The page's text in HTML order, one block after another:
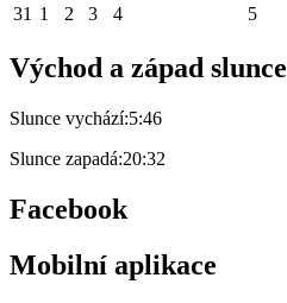
31 1 2 3 4 5
Východ a západ slunce
Slunce vychází:5:46
Slunce zapadá:20:32
Facebook
Mobilní aplikace